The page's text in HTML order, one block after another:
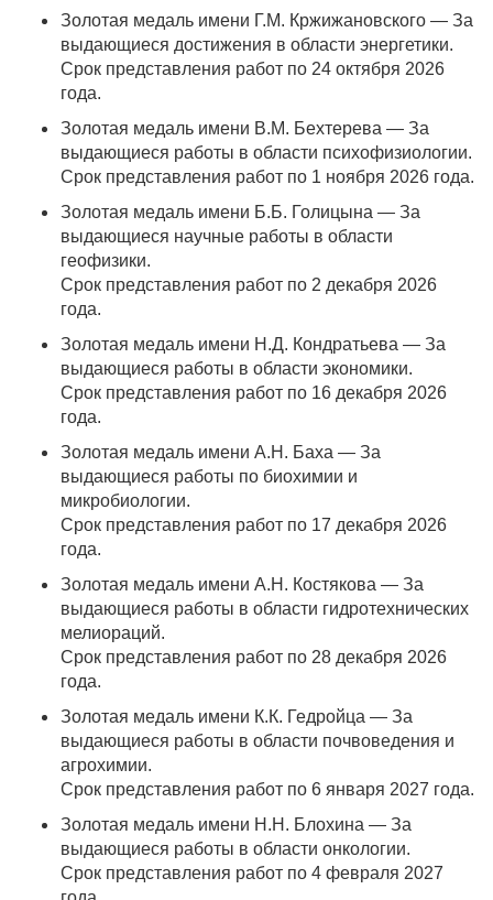
Золотая медаль имени Г.М. Кржижановского — За
выдающиеся достижения в области энергетики.
Срок представления работ по 24 октября 2026
года.
Золотая медаль имени В.М. Бехтерева — За
выдающиеся работы в области психофизиологии.
Срок представления работ по 1 ноября 2026 года.
Золотая медаль имени Б.Б. Голицына — За
выдающиеся научные работы в области
геофизики.
Срок представления работ по 2 декабря 2026
года.
Золотая медаль имени Н.Д. Кондратьева — За
выдающиеся работы в области экономики.
Срок представления работ по 16 декабря 2026
года.
Золотая медаль имени А.Н. Баха — За
выдающиеся работы по биохимии и
микробиологии.
Срок представления работ по 17 декабря 2026
года.
Золотая медаль имени А.Н. Костякова — За
выдающиеся работы в области гидротехнических
мелиораций.
Срок представления работ по 28 декабря 2026
года.
Золотая медаль имени К.К. Гедройца — За
выдающиеся работы в области почвоведения и
агрохимии.
Срок представления работ по 6 января 2027 года.
Золотая медаль имени Н.Н. Блохина — За
выдающиеся работы в области онкологии.
Срок представления работ по 4 февраля 2027